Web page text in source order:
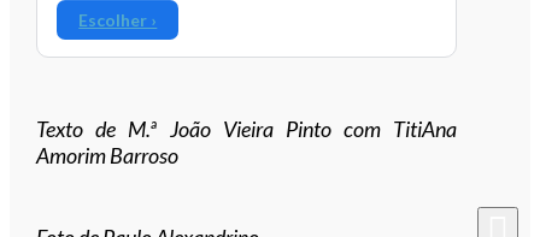
Escolher ›
Texto de M.ª João Vieira Pinto com TitiAna
Amorim Barroso